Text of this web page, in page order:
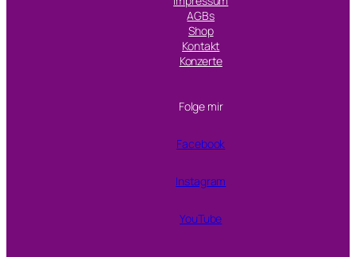
AGBs
Shop
Kontakt
Konzerte
Folge mir
Facebook
Instagram
YouTube